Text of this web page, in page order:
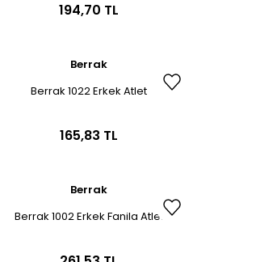
194,70 TL
Berrak
Berrak 1022 Erkek Atlet
165,83 TL
Berrak
Berrak 1002 Erkek Fanila Atlet